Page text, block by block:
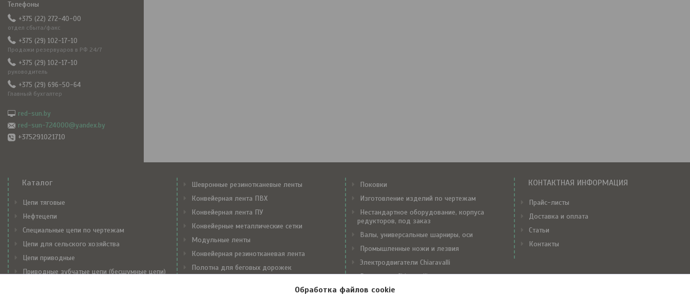
+375 (22) 272-40-00
отдел сбыта/факс
+375 (29) 102-17-10
Продажи резервуаров в РФ 24/7
+375 (29) 102-17-10
руководитель
+375 (29) 696-50-64
Главный бухгалтер
red-sun.by
red-sun-724000@yandex.by
+375291021710
Каталог
Цепи тяговые
Нефтецепи
Специальные цепи по чертежам
Цепи для сельского хозяйства
Цепи приводные
Приводные зубчатые цепи (бесшумные цепи)
Шевронные резинотканевые ленты
Конвейерная лента ПВХ
Конвейерная лента ПУ
Конвейерные металлические сетки
Модульные ленты
Конвейерная резинотканевая лента
Полотна для беговых дорожек
Поковки
Изготовление изделий по чертежам
Нестандартное оборудование, корпуса
редукторов, под заказ
Валы, универсальные шарниры, оси
Промышленные ножи и лезвия
Электродвигатели Chiaravalli
Редукторы Chiaravalli
Вариаторы Chiaravalli
КОНТАКТНАЯ ИНФОРМАЦИЯ
Прайс-листы
Доставка и оплата
Статьи
Контакты
Обработка файлов cookie